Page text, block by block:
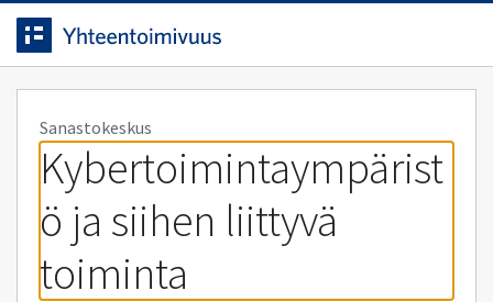
Siirrytty
sivulle
Siirry suoraan sisältöön.
Sanastokeskus
Kybertoimintaympärist
ö ja siihen liittyvä
toiminta